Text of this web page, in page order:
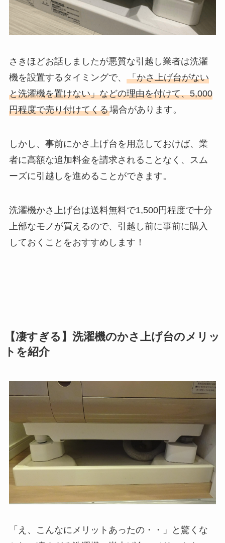
さきほどお話しましたが悪質な引越し業者は洗濯
機を設置するタイミングで、 「かさ上げ台がない
と洗濯機を置けない」などの理由を付けて、5,000
円程度で売り付けてくる場合があります。
しかし、事前にかさ上げ台を用意しておけば、業
者に高額な追加料金を請求されることなく、スム
ーズに引越しを進めることができます。
洗濯機かさ上げ台は送料無料で1,500円程度で十分
上部なモノが買えるので、引越し前に事前に購入
しておくことをおすすめします！
【凄すぎる】洗濯機のかさ上げ台のメリッ
トを紹介
「え、こんなにメリットあったの・・」と驚くな